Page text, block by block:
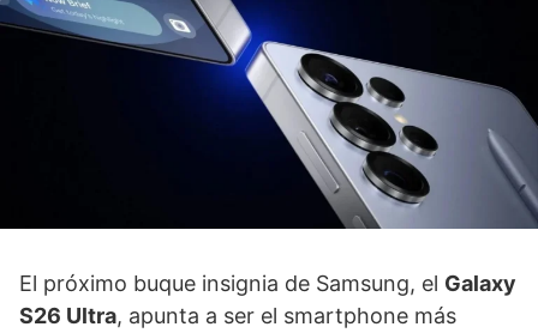
El próximo buque insignia de Samsung, el Galaxy
S26 Ultra, apunta a ser el smartphone más